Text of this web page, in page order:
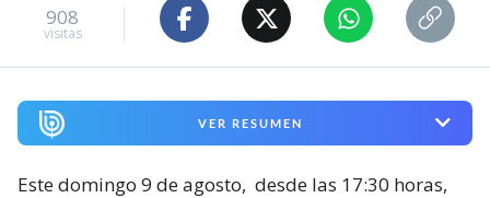
908
visitas
VER RESUMEN
Este domingo 9 de agosto, desde las 17:30 horas,